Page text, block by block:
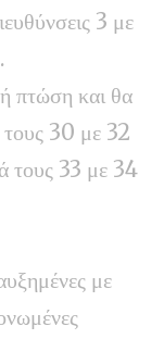
3 με
πτώση και θα
τους 30 με 32
τους 33 με 34
με